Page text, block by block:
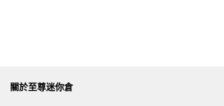
關於至尊迷你倉